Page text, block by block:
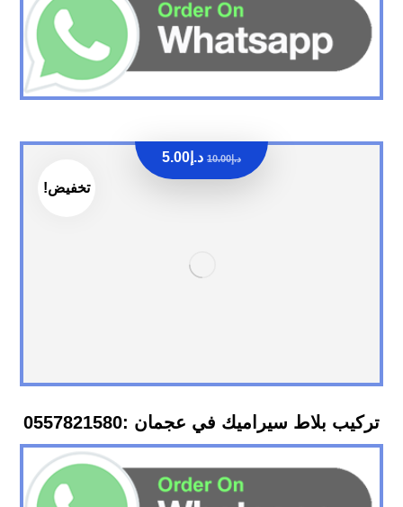
تخفيض!
تركيب بلاط سيراميك في عجمان :0557821580
د.إ10.00 د.إ 5.00